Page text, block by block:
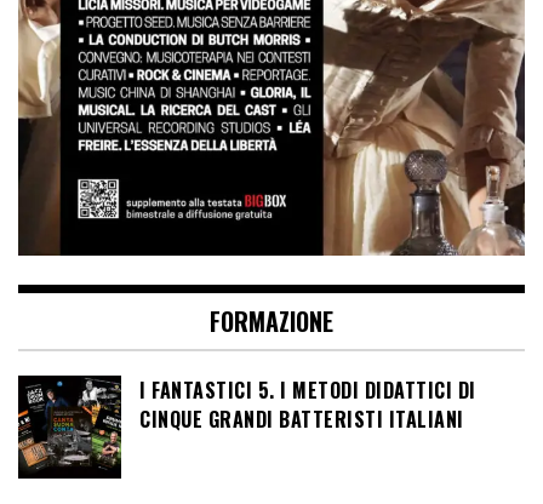
FORMAZIONE
I FANTASTICI 5. I METODI DIDATTICI DI
CINQUE GRANDI BATTERISTI ITALIANI